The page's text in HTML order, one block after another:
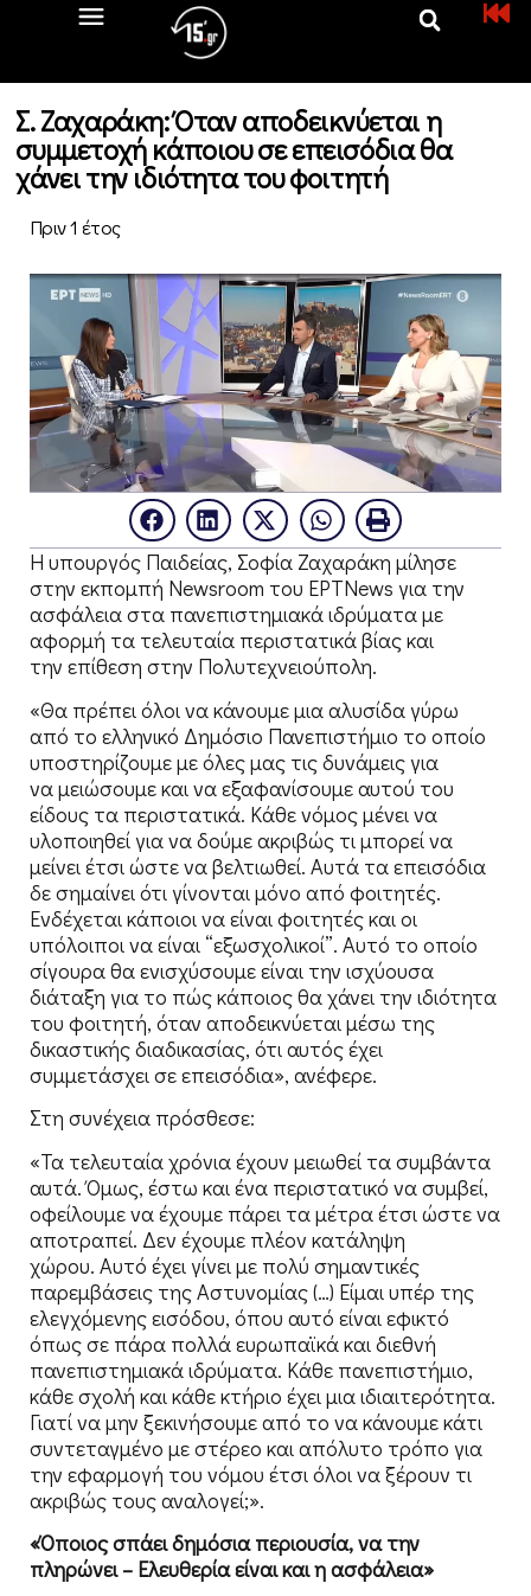
Σ. Ζαχαράκη: Όταν αποδεικνύεται η
συμμετοχή κάποιου σε επεισόδια θα
χάνει την ιδιότητα του φοιτητή
Πριν 1 έτος
Η υπουργός Παιδείας, Σοφία Ζαχαράκη μίλησε
στην εκπομπή Newsroom του ΕΡΤΝews για την
ασφάλεια στα πανεπιστημιακά ιδρύματα με
αφορμή τα τελευταία περιστατικά βίας και
την επίθεση στην Πολυτεχνειούπολη.
«Θα πρέπει όλοι να κάνουμε μια αλυσίδα γύρω
από το ελληνικό Δημόσιο Πανεπιστήμιο το οποίο
υποστηρίζουμε με όλες μας τις δυνάμεις για
να μειώσουμε και να εξαφανίσουμε αυτού του
είδους τα περιστατικά. Κάθε νόμος μένει να
υλοποιηθεί για να δούμε ακριβώς τι μπορεί να
μείνει έτσι ώστε να βελτιωθεί. Αυτά τα επεισόδια
δε σημαίνει ότι γίνονται μόνο από φοιτητές.
Ενδέχεται κάποιοι να είναι φοιτητές και οι
υπόλοιποι να είναι “εξωσχολικοί”. Αυτό το οποίο
σίγουρα θα ενισχύσουμε είναι την ισχύουσα
διάταξη για το πώς κάποιος θα χάνει την ιδιότητα
του φοιτητή, όταν αποδεικνύεται μέσω της
δικαστικής διαδικασίας, ότι αυτός έχει
συμμετάσχει σε επεισόδια», ανέφερε.
Στη συνέχεια πρόσθεσε:
«Τα τελευταία χρόνια έχουν μειωθεί τα συμβάντα
αυτά. Όμως, έστω και ένα περιστατικό να συμβεί,
οφείλουμε να έχουμε πάρει τα μέτρα έτσι ώστε να
αποτραπεί. Δεν έχουμε πλέον κατάληψη
χώρου. Αυτό έχει γίνει με πολύ σημαντικές
παρεμβάσεις της Αστυνομίας (…) Είμαι υπέρ της
ελεγχόμενης εισόδου, όπου αυτό είναι εφικτό
όπως σε πάρα πολλά ευρωπαϊκά και διεθνή
πανεπιστημιακά ιδρύματα. Κάθε πανεπιστήμιο,
κάθε σχολή και κάθε κτήριο έχει μια ιδιαιτερότητα.
Γιατί να μην ξεκινήσουμε από το να κάνουμε κάτι
συντεταγμένο με στέρεο και απόλυτο τρόπο για
την εφαρμογή του νόμου έτσι όλοι να ξέρουν τι
ακριβώς τους αναλογεί;».
«Όποιος σπάει δημόσια περιουσία, να την
πληρώνει – Ελευθερία είναι και η ασφάλεια»